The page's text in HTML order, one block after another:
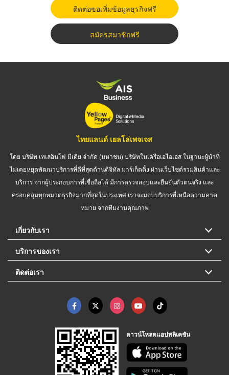
ติดต่อขอเพิ่มข้อมูลธุรกิจฟรี
สมัครสมาชิกฟรี
ไทยแลนด์ เยลโล่เพจเจส
โดย บริษัท เทเลอินโฟ มีเดีย จำกัด (มหาชน) บริษัทในเครือเอไอเอส ในฐานะผู้นำที่
ไม่เคยหยุดพัฒนาบริการที่ดีที่สุดด้านดิจิทัล มาร์เก็ตติ้ง ผ่านเว็บไซต์รวมสินค้าและ
บริการ จากผู้ประกอบการที่เชื่อถือได้ มีการตรวจสอบและยืนยันตัวตนจริง และ
ครอบคลุมทุกหมวดธุรกิจมากที่สุดในประเทศ เราจะมอบบริการที่เหนือความคาด
หมาย จากทีมงานคุณภาพ
เกี่ยวกับเรา
บริการของเรา
ติดต่อเรา
ดาวน์โหลดแอปพลิเคชัน